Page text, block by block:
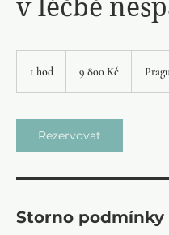
v léčbě
1 hod
korun9 800 Kč
Rezervovat
Storno podmínky